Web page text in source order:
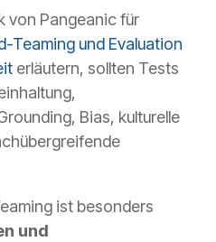
von Pangeanic für
Teaming und Evaluation
erläutern, sollten Tests
Bias, kulturelle
ist besonders
und